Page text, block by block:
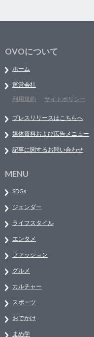
OVOについて
ホーム
運営会社
利用規約
サイトポリシー
プレスリリースはこちらへ
媒体資料および広告メニュー
記事に関するお問い合わせ
MENU
SDGs
ジェンダー
ライフスタイル
エンタメ
ファッション
グルメ
カルチャー
スポーツ
おでかけ
まめ学